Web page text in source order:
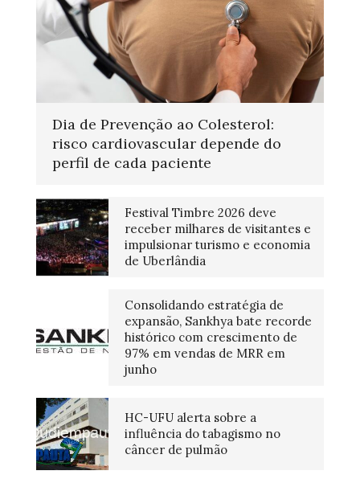
Dia de Prevenção ao Colesterol:
risco cardiovascular depende do
perfil de cada paciente
Festival Timbre 2026 deve
receber milhares de visitantes e
impulsionar turismo e economia
de Uberlândia
Consolidando estratégia de
expansão, Sankhya bate recorde
histórico com crescimento de
97% em vendas de MRR em
junho
HC-UFU alerta sobre a
influência do tabagismo no
câncer de pulmão